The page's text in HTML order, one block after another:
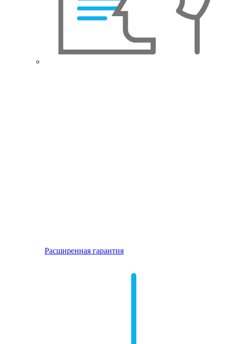
Расширенная гарантия